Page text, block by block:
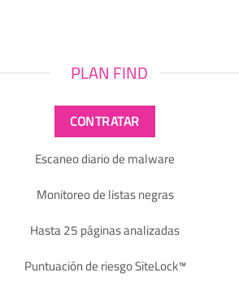
PLAN FIND
CONTRATAR
Escaneo diario de malware
Monitoreo de listas negras
Hasta 25 páginas analizadas
Puntuación de riesgo SiteLock™